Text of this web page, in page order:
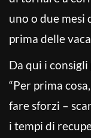
uno o due mesi
prima delle
Da qui i
“Per prima
fare sforzi –
i tempi di